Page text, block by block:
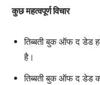
कुछ महत्वपूर्ण विचार
तिब्बती बुक ऑफ द डेड
है।
तिब्बती बुक ऑफ द डेड